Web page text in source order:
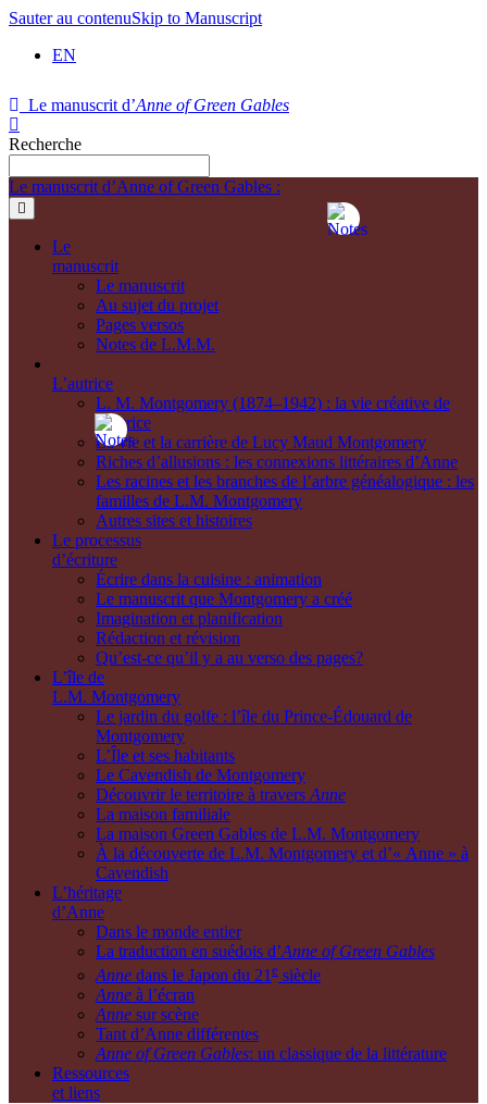
Sauter au contenuSkip to Manuscript
EN
Le manuscrit d’Anne of Green Gables
Recherche
Le manuscrit d’Anne of Green Gables :
Le
manuscrit
Le manuscrit
Au sujet du projet
Pages versos
Notes de L.M.M.
L’autrice
L. M. Montgomery (1874–1942) : la vie créative de
l’autrice
La vie et la carrière de Lucy Maud Montgomery
Riches d’allusions : les connexions littéraires d’Anne
Les racines et les branches de l’arbre généalogique : les
familles de L.M. Montgomery
Autres sites et histoires
Le processus
d’écriture
Écrire dans la cuisine : animation
Le manuscrit que Montgomery a créé
Imagination et planification
Rédaction et révision
Qu’est-ce qu’il y a au verso des pages?
L’île de
L.M. Montgomery
Le jardin du golfe : l’île du Prince-Édouard de
Montgomery
L’Île et ses habitants
Le Cavendish de Montgomery
Découvrir le territoire à travers Anne
La maison familiale
La maison Green Gables de L.M. Montgomery
À la découverte de L.M. Montgomery et d’« Anne » à
Cavendish
L’héritage
d’Anne
Dans le monde entier
La traduction en suédois d’Anne of Green Gables
Anne dans le Japon du 21 e siècle
Anne à l’écran
Anne sur scène
Tant d’Anne différentes
Anne of Green Gables: un classique de la littérature
Ressources
et liens